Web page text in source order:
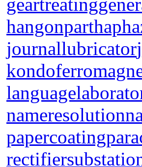
hangonpart
journallubricator
nameresolution
papercoating